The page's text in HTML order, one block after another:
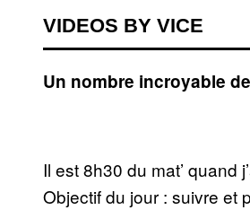
VIDEOS BY VICE
Un nombre incroyable
Il est 8h30 du mat’ quand
Objectif du jour : suivre et